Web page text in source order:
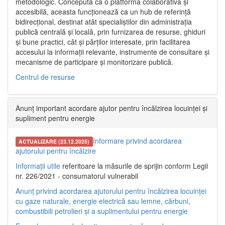
accesibilă, aceasta funcționează ca un hub de referință
bidirecțional, destinat atât specialiștilor din administrația
publică centrală și locală, prin furnizarea de resurse, ghiduri
și bune practici, cât și părților interesate, prin facilitarea
accesului la informații relevante, instrumente de consultare și
mecanisme de participare și monitorizare publică.
Centrul de resurse
Anunț important acordare ajutor pentru încălzirea locuinței și
supliment pentru energie
ACTUALIZARE (23.12.2025) Informare privind acordarea
ajutorului pentru încălzire
Informații utile referitoare la măsurile de sprijin conform Legii
nr. 226/2021 - consumatorul vulnerabil
Anunț privind acordarea ajutorului pentru încălzirea locuinței
cu gaze naturale, energie electrică sau lemne, cărbuni,
combustibili petrolieri și a suplimentului pentru energie